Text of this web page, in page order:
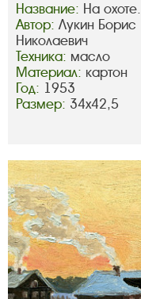
Название: На охоте.
Автор: Лукин Борис
Николаевич
Техника: масло
Материал: картон
Год: 1953
Размер: 34х42,5